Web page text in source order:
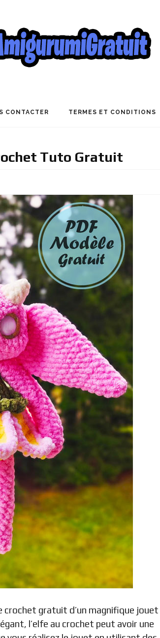
CONTACTER TERMES ET CONDITIONS
Tuto Gratuit
crochet gratuit d’un magnifique jouet
l’elfe au crochet peut avoir une